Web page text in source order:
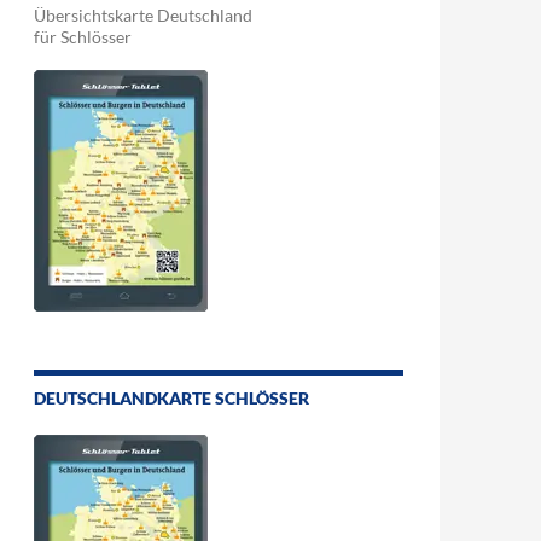
Übersichtskarte Deutschland
für Schlösser
DEUTSCHLANDKARTE SCHLÖSSER